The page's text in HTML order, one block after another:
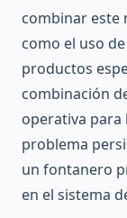
combinar este
como el uso
productos
combinación
operativa para
problema
un fontanero
en el sistema